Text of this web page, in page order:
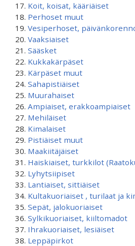
Koit, koisat, kääriäiset
Perhoset muut
Vesiperhoset,
Vaaksiaiset
Sääsket
Kukkakärpäset
Kärpäset muut
Sahapistiäiset
Muurahaiset
Ampiaiset, erakkoampiaiset
Mehiläiset
Kimalaiset
Pistiäiset muut
Maakiitäjäiset
Haiskiaiset, turkkilot
Lyhytsiipiset
Lantiaiset, sittiäiset
Kultakuoriaiset , turilaat ja
Sepät, jalokuoriaiset
Sylkikuoriaiset, kiiltomadot
Ihrakuoriaiset, lesiäiset
Leppäpirkot